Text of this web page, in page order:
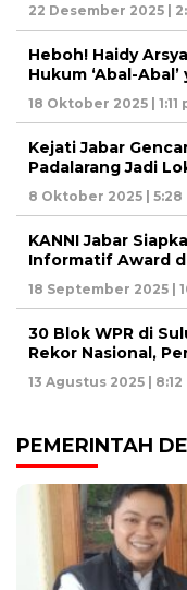
22 Desember 2025 |
Heboh! Haidy
Hukum ‘Abal-
18 Oktober 2025 | 1:11
Kejati Jabar
Padalarang Jadi
8 Oktober 2025 | 5:28
KANNI Jabar
Informatif Award
18 September 2025 |
30 Blok WPR di
Rekor Nasional,
13 Agustus 2025 | 8:12
PEMERINTAH